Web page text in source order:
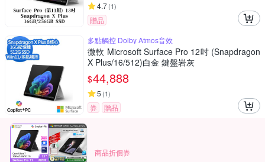
4.7(1)
贈品
多點觸控 Dolby Atmos音效
微軟 Microsoft Surface Pro 12吋 (Snapdragon
X Plus/16/512)白金 鍵盤岩灰
$44,888
5 (1)
券 贈品
商品折價券